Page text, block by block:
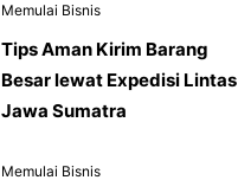
Memulai Bisnis
Tips Aman Kirim Barang
Besar lewat Expedisi Lintas
Jawa Sumatra
Memulai Bisnis